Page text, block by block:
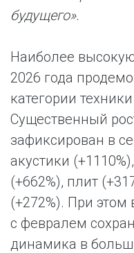
будущего».
Наиболее
2026 года
категории
Существенный
зафиксирован в
акустики
(+662%), плит
(+272%). При
с февралем
динамика в